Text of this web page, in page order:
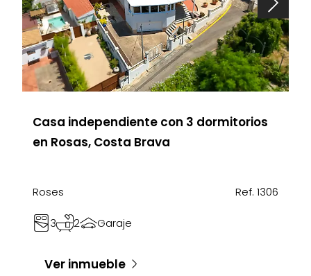
Casa independiente con 3 dormitorios
en Rosas, Costa Brava
Roses Ref. 1306
3 2 Garaje
Ver inmueble